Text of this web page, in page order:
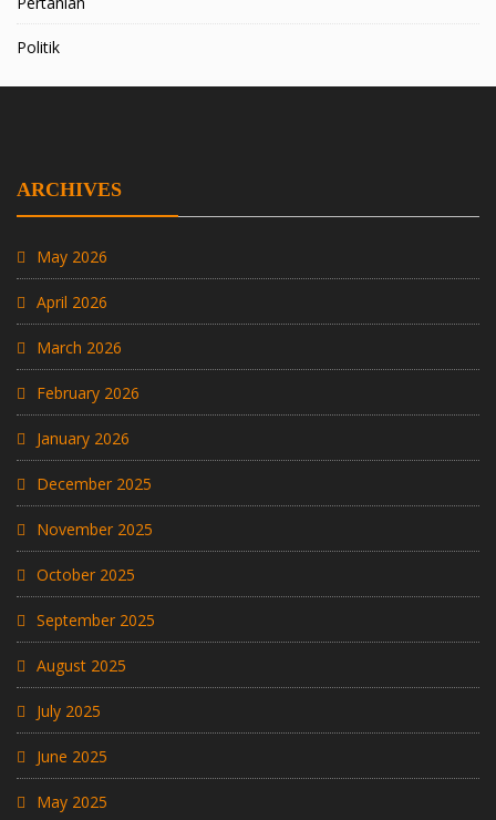
Politik
ARCHIVES
May 2026
April 2026
March 2026
February 2026
January 2026
December 2025
November 2025
October 2025
September 2025
August 2025
July 2025
June 2025
May 2025